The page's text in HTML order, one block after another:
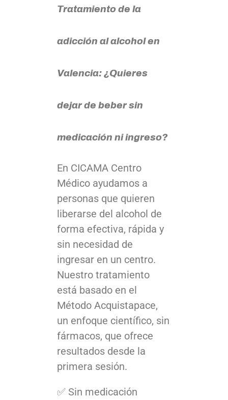
Tratamiento de la
adicción al alcohol en
Valencia: ¿Quieres
dejar de beber sin
medicación ni ingreso?
En CICAMA Centro
Médico ayudamos a
personas que quieren
liberarse del alcohol de
forma efectiva, rápida y
sin necesidad de
ingresar en un centro.
Nuestro tratamiento
está basado en el
Método Acquistapace,
un enfoque científico, sin
fármacos, que ofrece
resultados desde la
primera sesión.
✅ Sin medicación